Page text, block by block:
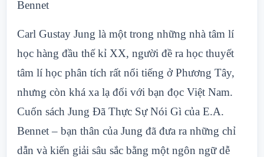
Bennet
Carl Gustay Jung là một trong những nhà tâm lí
học hàng đầu thế kỉ XX, người đề ra học thuyết
tâm lí học phân tích rất nổi tiếng ở Phương Tây,
nhưng còn khá xa lạ đối với bạn đọc Việt Nam.
Cuốn sách Jung Đã Thực Sự Nói Gì của E.A.
Bennet – bạn thân của Jung đã đưa ra những chỉ
dẫn và kiến giải sâu sắc bằng một ngôn ngữ dễ